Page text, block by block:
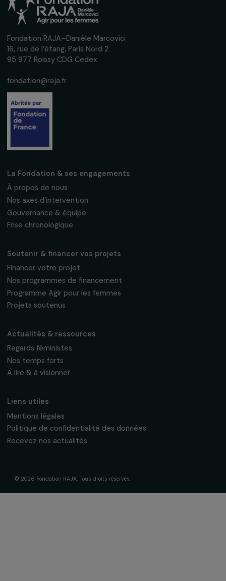
interviews, actions concrètes et
événements en faveur des droits des
femmes.
Nous respectons vos données personnelles.
confidentialité
S'abonner
Fondation RAJA–Danièle Marcovici
16, rue de l’étang, Paris Nord 2
95 977 Roissy CDG Cedex
fondation@raja.fr
La Fondation & ses engagements
À propos de nous
Nos axes d’intervention
Soutenir & financer vos projets